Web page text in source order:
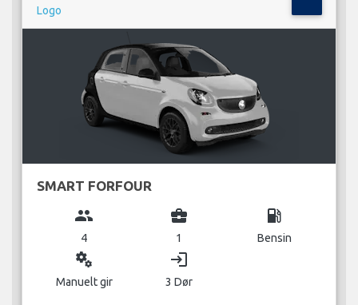
SMART FORFOUR
group
4
business_center
1
local_gas_station
Bensin
miscellaneous_services
Manuelt gir
login
3 Dør